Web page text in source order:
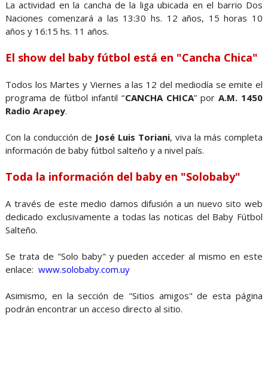
La actividad en la cancha de la liga ubicada en el barrio Dos
Naciones comenzará a las 13:30 hs. 12 años, 15 horas 10
años y 16:15 hs. 11 años.
El show del baby fútbol está en "Cancha Chica"
Todos los Martes y Viernes a las 12 del mediodía se emite el
programa de fútbol infantil “CANCHA CHICA” por A.M. 1450
Radio Arapey.
Con la conducción de José Luis Toriani, viva la más completa
información de baby fútbol salteño y a nivel país.
Toda la información del baby en "Solobaby"
A través de este medio damos difusión a un nuevo sito web
dedicado exclusivamente a todas las noticas del Baby Fútbol
Salteño.
Se trata de "Solo baby" y pueden acceder al mismo en este
enlace: www.solobaby.com.uy
Asimismo, en la sección de "Sitios amigos" de esta página
podrán encontrar un acceso directo al sitio.